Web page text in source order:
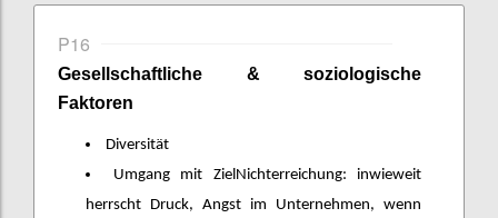
P16
Gesellschaftliche & soziologische
Faktoren
Diversität
Umgang mit ZielNichterreichung: inwieweit
herrscht Druck, Angst im Unternehmen, wenn